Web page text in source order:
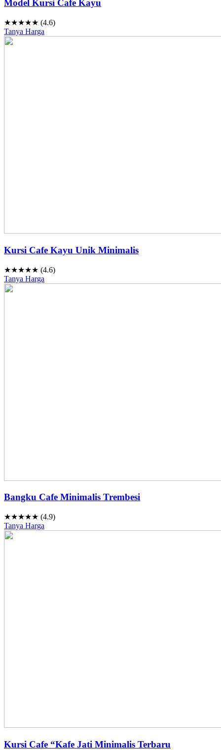
Model Kursi Cafe Kayu
★★★★★ (4.6)
Tanya Harga
Kursi Cafe Kayu Unik Minimalis
★★★★★ (4.6)
Tanya Harga
Bangku Cafe Minimalis Trembesi
★★★★★ (4.9)
Tanya Harga
Kursi Cafe “Kafe Jati Minimalis Terbaru